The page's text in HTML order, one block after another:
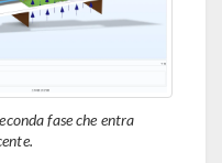
fase che entra